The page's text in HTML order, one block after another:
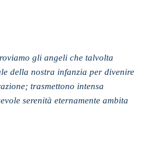
gli angeli che talvolta
della nostra infanzia per divenire
trasmettono intensa
serenità eternamente ambita